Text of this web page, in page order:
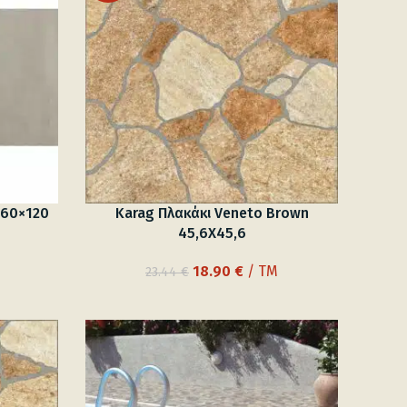
Karag Πλακάκι Veneto Brown
45,6X45,6
23.44€ Original
23.44 €.
18.90 €Η
είναι:
18.90 €.
/ TM